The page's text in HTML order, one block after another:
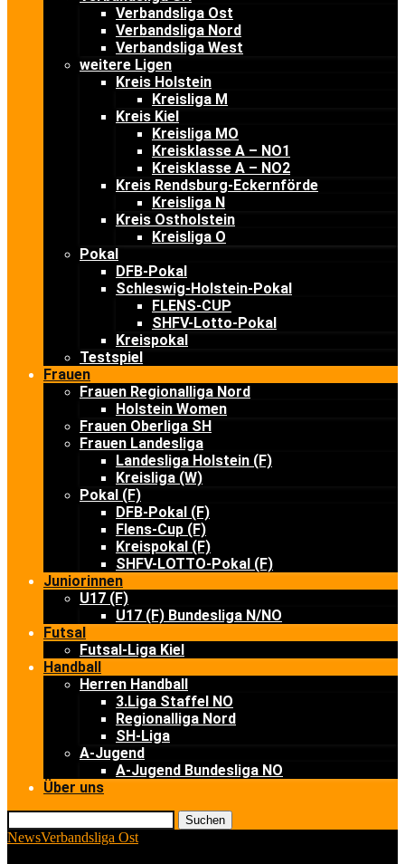
Verbandsliga Ost
Verbandsliga Nord
Verbandsliga West
weitere Ligen
Kreis Holstein
Kreisliga M
Kreis Kiel
Kreisliga MO
Kreisklasse A – NO1
Kreisklasse A – NO2
Kreis Rendsburg-Eckernförde
Kreisliga N
Kreis Ostholstein
Kreisliga O
Pokal
DFB-Pokal
Schleswig-Holstein-Pokal
FLENS-CUP
SHFV-Lotto-Pokal
Kreispokal
Testspiel
Frauen
Frauen Regionalliga Nord
Holstein Women
Frauen Oberliga SH
Frauen Landesliga
Landesliga Holstein (F)
Kreisliga (W)
Pokal (F)
DFB-Pokal (F)
Flens-Cup (F)
Kreispokal (F)
SHFV-LOTTO-Pokal (F)
Juniorinnen
U17 (F)
U17 (F) Bundesliga N/NO
Futsal
Futsal-Liga Kiel
Handball
Herren Handball
3.Liga Staffel NO
Regionalliga Nord
SH-Liga
A-Jugend
A-Jugend Bundesliga NO
Über uns
Suchen
NewsVerbandsliga Ost